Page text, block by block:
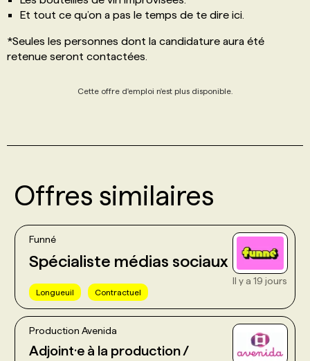
Et tout ce qu’on a pas le temps de te dire ici.
*Seules les personnes dont la candidature aura été
retenue seront contactées.
Cette offre d'emploi n'est plus disponible.
Offres similaires
Funné
Spécialiste médias sociaux
Longueuil Contractuel
Il y a 19 jours
Production Avenida
Adjoint·e à la production /